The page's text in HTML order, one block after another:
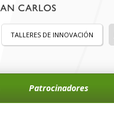
Patrocinadores
TALLERES DE INNOVACIÓN